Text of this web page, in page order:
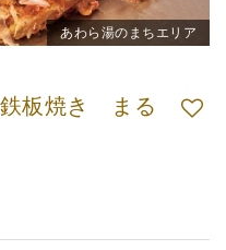
あわら湯のまちエリア
板焼き まる